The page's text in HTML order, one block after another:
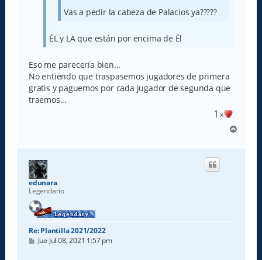
Vas a pedir la cabeza de Palacios ya?????
ÉL y LA que están por encima de Él
Eso me parecería bien...
No entiendo que traspasemos jugadores de primera
gratis y paguemos por cada jugador de segunda que
traemos...
1 x
r
edunara
Legendario
Re: Plantilla 2021/2022
M
Jue Jul 08, 2021 1:57 pm